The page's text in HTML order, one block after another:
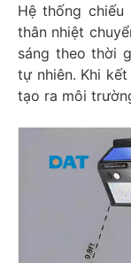
Hệ thống
thân nhiệt
sáng theo thời
tự nhiên. Khi
tạo ra môi